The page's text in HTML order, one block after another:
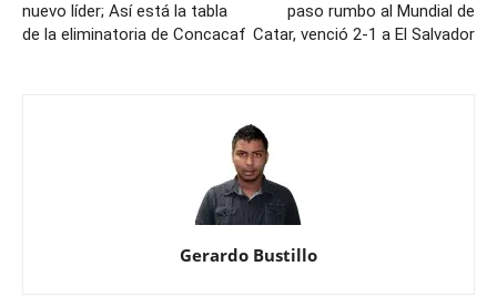
nuevo líder; Así está la tabla
de la eliminatoria de Concacaf
paso rumbo al Mundial de
Catar, venció 2-1 a El Salvador
Gerardo Bustillo